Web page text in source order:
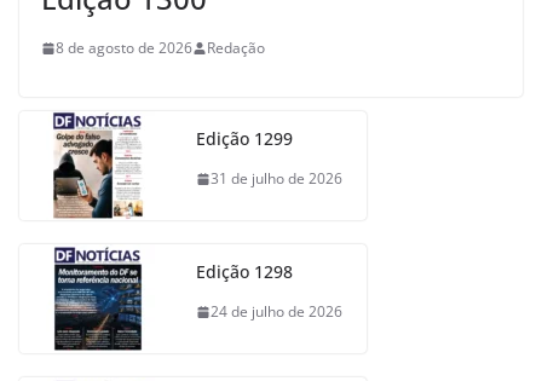
8 de agosto de 2026 Redação
Edição 1299
31 de julho de 2026
Edição 1298
24 de julho de 2026